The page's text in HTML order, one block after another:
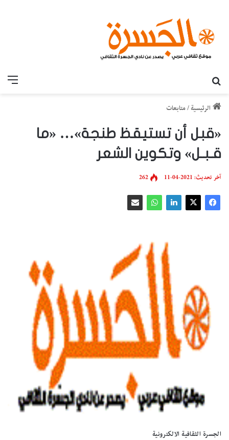
الرئيسية /متابعات
«قبل أن تستيقظ طنجة»… «ما
قـبـل» وتكوين الشعر
آخر تحديث: 2021-04-11 262
الجسرة الثقافية الالكترونية